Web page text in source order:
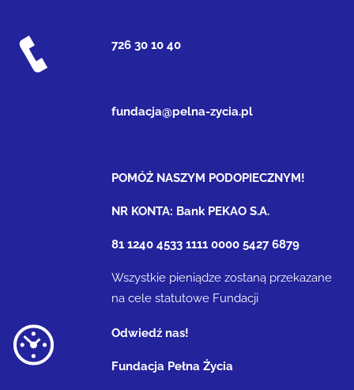
726 30 10 40
fundacja@pelna-zycia.pl
POMÓŻ NASZYM PODOPIECZNYM!
NR KONTA: Bank PEKAO S.A.
81 1240 4533 1111 0000 5427 6879
Wszystkie pieniądze zostaną przekazane
na cele statutowe Fundacji
Odwiedź nas!
Fundacja Pełna Życia